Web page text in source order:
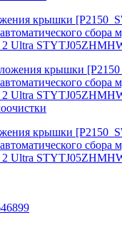
крышки
сбора
2 Ultra
крышки
сбора
2 Ultra